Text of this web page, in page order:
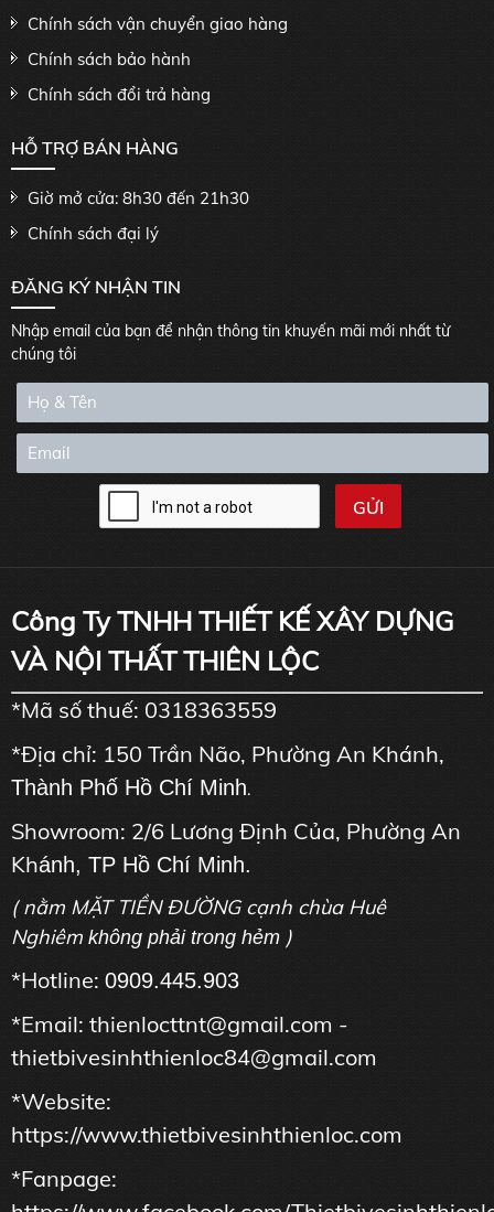
Chính sách vận chuyển giao hàng
Chính sách bảo hành
Chính sách đổi trả hàng
HỖ TRỢ BÁN HÀNG
Giờ mở cửa: 8h30 đến 21h30
Chính sách đại lý
ĐĂNG KÝ NHẬN TIN
Nhập email của bạn để nhận thông tin khuyến mãi mới nhất từ
chúng tôi
Công Ty TNHH THIẾT KẾ XÂY DỰNG
VÀ NỘI THẤT THIÊN LỘC
*Mã số thuế: 0318363559
*Địa chỉ: 150 Trần Não, Phường An Khánh,
Thành Phố Hồ Chí Minh.
Showroom: 2/6 Lương Định Của, Phường An
Khánh, TP Hồ Chí Minh.
( nằm MẶT TIỀN ĐƯỜNG cạnh chùa Huê
Nghiêm không phải trong hẻm )
*Hotline: 0909.445.903
*Email: thienlocttnt@gmail.com -
thietbivesinhthienloc84@gmail.com
*Website:
https://www.thietbivesinhthienloc.com
*Fanpage: